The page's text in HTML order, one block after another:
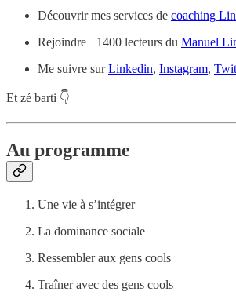
Découvrir mes services de coaching
Rejoindre +1400 lecteurs du Manuel
Me suivre surLinkedin, Instagram,
Et zé barti 👇
Au programme
Une vie à s’intégrer
La dominance sociale
Ressembler aux gens cools
Traîner avec des gens cools